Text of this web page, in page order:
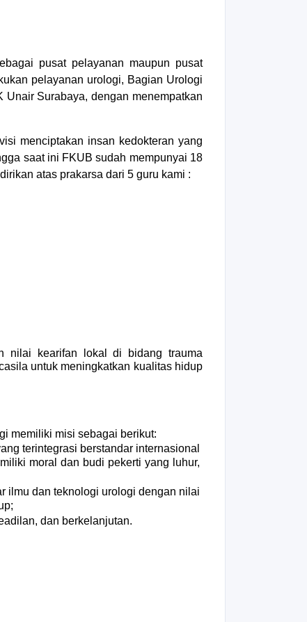
pusat pelayanan maupun pusat
pelayanan urologi, Bagian Urologi
Unair Surabaya, dengan menempatkan
menciptakan insan kedokteran yang
saat ini FKUB sudah mempunyai 18
atas prakarsa dari 5 guru kami :
nilai kearifan lokal di bidang trauma
untuk meningkatkan kualitas hidup
memiliki misi sebagai berikut:
terintegrasi berstandar internasional
moral dan budi pekerti yang luhur,
ilmu dan teknologi urologi dengan nilai
dan berkelanjutan.